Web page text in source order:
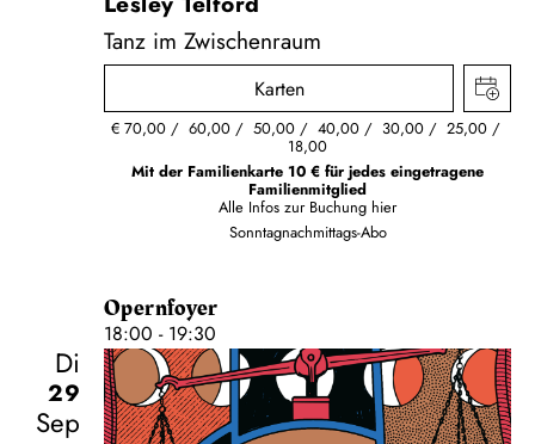
Tanz im Zwischenraum
Karten
€ 70,00 60,00 50,00 40,00 30,00 25,00
18,00
Mit der Familienkarte 10 € für jedes eingetragene
Familienmitglied
Alle Infos zur Buchung hier
Sonntagnachmittags-Abo
Opernfoyer
18:00 - 19:30
Di
29
Sep